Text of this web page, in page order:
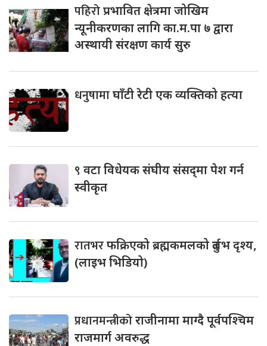
पहिरोप्रभावित क्षेत्रमा जोखिम
न्यूनीकरणका लागि का.म.पा ७ द्वारा
अस्थायी संरक्षण कार्य सुरु
धनुषामाघाँटी रेटी एक व्यक्तिको हत्या
९ वटा विधेयक संघीय संसद्‌मा पेश गर्न
स्वीकृत
रातभरफक्रिएको ब्रह्मकमलको दुर्लभ दृश्य,
(लाइभ भिडियो)
प्रधानमन्त्रीकोराजीनामा माग्दै पूर्वपश्चिम
राजमार्ग अवरुद्ध